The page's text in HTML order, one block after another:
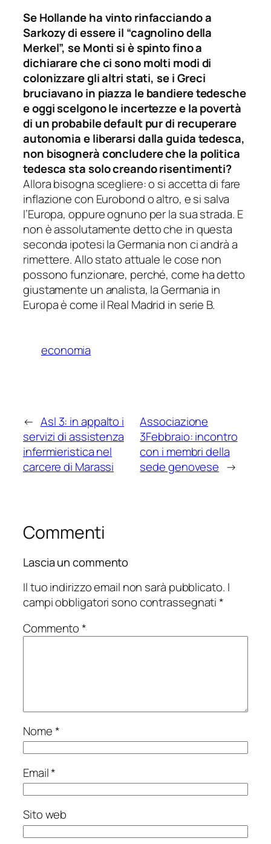
Se Hollande ha vinto rinfacciando a
Sarkozy di essere il “cagnolino della
Merkel”, se Monti si è spinto fino a
dichiarare che ci sono molti modi di
colonizzare gli altri stati, se i Greci
bruciavano in piazza le bandiere tedesche
e oggi scelgono le incertezze e la povertà
di un probabile default pur di recuperare
autonomia e liberarsi dalla guida tedesca,
non bisognerà concludere che la politica
tedesca sta solo creando risentimenti?
Allora bisogna scegliere: o si accetta di fare
inflazione con Eurobond o altro, e si salva
l’Europa, oppure ognuno per la sua strada. E
non è assolutamente detto che in questa
seconda ipotesi la Germania non ci andrà a
rimettere. Allo stato attuale le cose non
possono funzionare, perché, come ha detto
giustamente un analista, la Germania in
Europa è come il Real Madrid in serie B.
economia
← Asl 3: in appalto i
servizi di assistenza
infermieristica nel
carcere di Marassi
Associazione
3Febbraio: incontro
con i membri della
sede genovese →
Commenti
Lascia un commento
Il tuo indirizzo email non sarà pubblicato. I
campi obbligatori sono contrassegnati*
Commento*
Nome*
Email*
Sito web